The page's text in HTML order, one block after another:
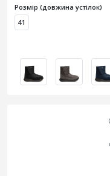
Розмір (довжина устілок)
41